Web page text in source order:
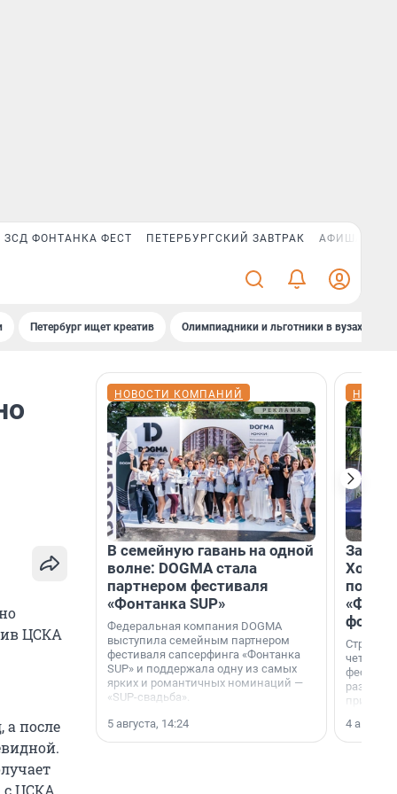
ЗСД ФОНТАНКА ФЕСТ ПЕТЕРБУРГСКИЙ ЗАВТРАК АФИША PLUS
Петербург ищет креатив Олимпиадники и льготники в вузах СПб
ЦСКА
после
с ЦСКА.
НОВОСТИ КОМПАНИЙ
В семейную гавань на одной
волне: DOGMA стала
партнером фестиваля
«Фонтанка SUP»
Федеральная компания DOGMA
выступила семейным партнером
фестиваля сапсерфинга «Фонтанка
SUP» и поддержала одну из самых
ярких и романтичных номинаций —
«SUP-свадьба».
5 августа, 14:24
раз
4